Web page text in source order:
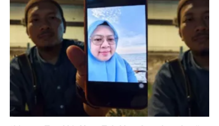
6) Salur darah hidung boleh bengkak juga. Boleh dapat